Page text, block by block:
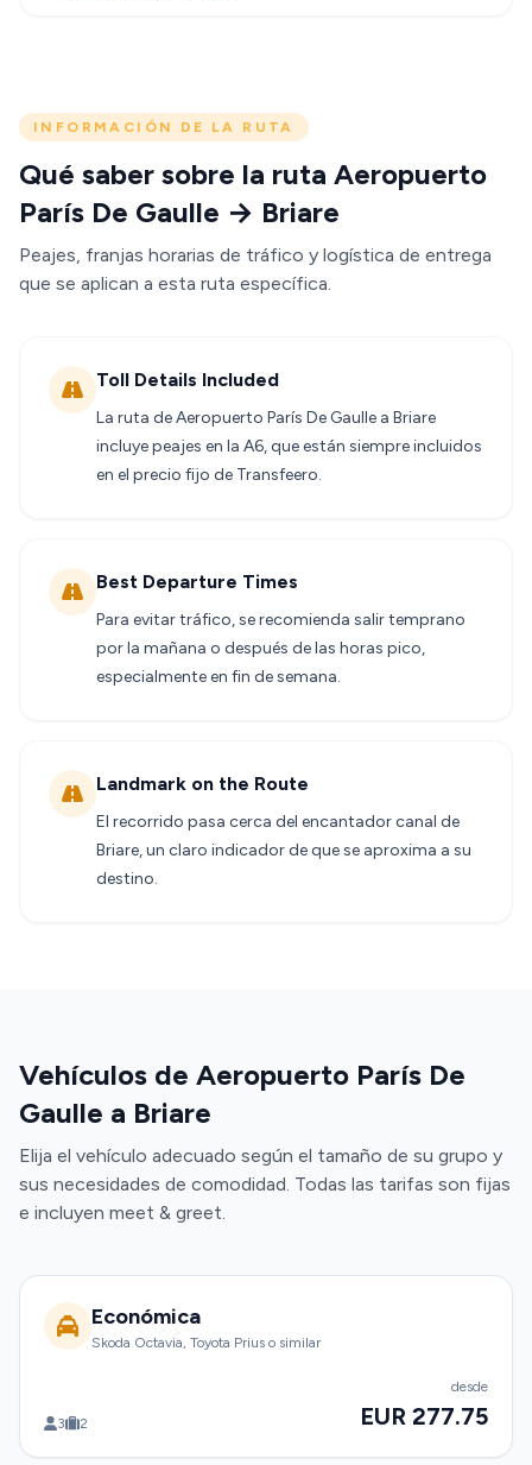
INFORMACIÓN DE LA RUTA
Qué saber sobre la ruta Aeropuerto
París De Gaulle → Briare
Peajes, franjas horarias de tráfico y logística de entrega
que se aplican a esta ruta específica.
Toll Details Included
La ruta de Aeropuerto París De Gaulle a Briare
incluye peajes en la A6, que están siempre incluidos
en el precio fijo de Transfeero.
Best Departure Times
Para evitar tráfico, se recomienda salir temprano
por la mañana o después de las horas pico,
especialmente en fin de semana.
Landmark on the Route
El recorrido pasa cerca del encantador canal de
Briare, un claro indicador de que se aproxima a su
destino.
Vehículos de Aeropuerto París De
Gaulle a Briare
Elija el vehículo adecuado según el tamaño de su grupo y
sus necesidades de comodidad. Todas las tarifas son fijas
e incluyen meet & greet.
Económica
Skoda Octavia, Toyota Prius o similar
3 2
desde
EUR 277.75